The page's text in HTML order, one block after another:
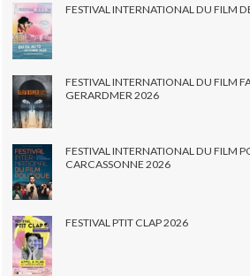
FESTIVAL INTERNATIONAL DU FILM
FESTIVAL INTERNATIONAL DU FILM
GERARDMER 2026
FESTIVAL INTERNATIONAL DU FILM
CARCASSONNE 2026
FESTIVAL PTIT CLAP 2026